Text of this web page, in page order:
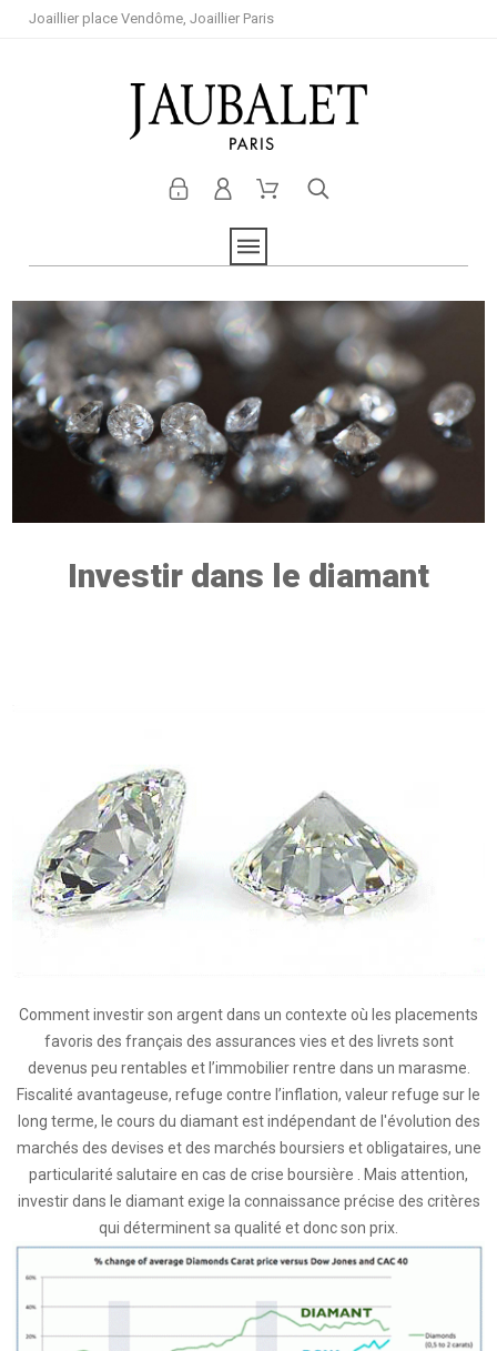
Joaillier place Vendôme, Joaillier Paris
Investir dans le diamant
Comment investir son argent dans un contexte où les placements
favoris des français des assurances vies et des livrets sont
devenus peu rentables et l’immobilier rentre dans un marasme.
Fiscalité avantageuse, refuge contre l’inflation, valeur refuge sur le
long terme, le cours du diamant est indépendant de l'évolution des
marchés des devises et des marchés boursiers et obligataires, une
particularité salutaire en cas de crise boursière . Mais attention,
investir dans le diamant exige la connaissance précise des critères
qui déterminent sa qualité et donc son prix.